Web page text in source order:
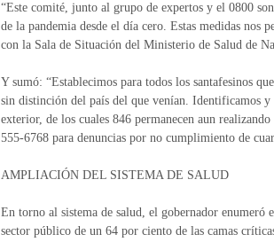
“Este comité, junto al grupo de expertos y el 0800
de la pandemia desde el día cero. Estas medidas
con la Sala de Situación del Ministerio de Salud de
Y sumó: “Establecimos para todos los santafesinos
sin distinción del país del que venían. Identificamos
exterior, de los cuales 846 permanecen aun
555-6768 para denuncias por no cumplimiento de
AMPLIACIÓN DEL SISTEMA DE SALUD
En torno al sistema de salud, el gobernador enumeró
sector público de un 64 por ciento de las camas